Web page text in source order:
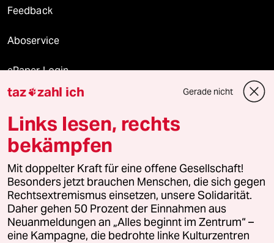
Feedback
Aboservice
ePaper Login
Downloads für Abonnierende
© 2026 taz Verlags und Vertriebs GmbH
Alle Rechte vorbehalten. Bei rechtlichen Fragen oder für Genehmigungen
wenden Sie sich bitte an
lizenzen@taz.de
Feedback Redaktionsstatut Kommune-Richtlinien
taz zahl ich Gerade nicht
Links lesen, rechts
bekämpfen
Mit doppelter Kraft für eine offene Gesellschaft!
Besonders jetzt brauchen Menschen, die sich gegen
Rechtsextremismus einsetzen, unsere Solidarität.
Daher gehen 50 Prozent der Einnahmen aus
Neuanmeldungen an „Alles beginnt im Zentrum“ –
eine Kampagne, die bedrohte linke Kulturzentren